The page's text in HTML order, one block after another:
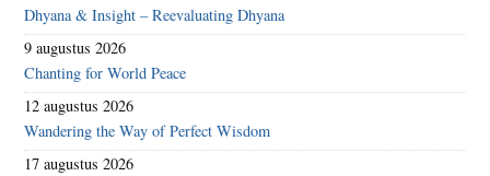
Dhyana & Insight – Reevaluating Dhyana
9 augustus 2026
Chanting for World Peace
12 augustus 2026
Wandering the Way of Perfect Wisdom
17 augustus 2026